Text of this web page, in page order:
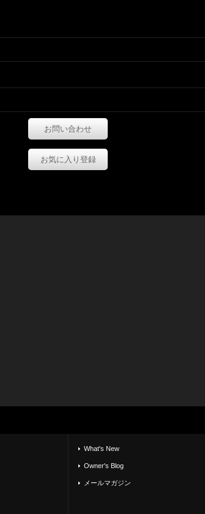
お問い合わせ
お気に入り登録
What's New
Owner's Blog
メールマガジン